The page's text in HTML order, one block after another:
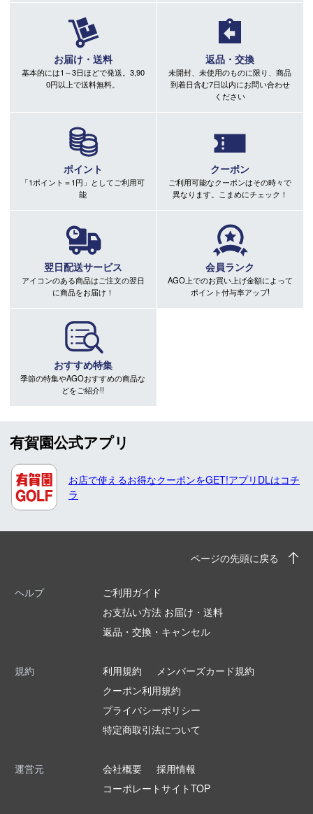
お届け・送料
基本的には1～3日ほどで発送。3,90
0円以上で送料無料。
返品・交換
未開封、未使用のものに限り、商品
到着日含む7日以内にお問い合わせ
ください
ポイント
「1ポイント＝1円」としてご利用可
能
クーポン
ご利用可能なクーポンはその時々で
異なります。こまめにチェック！
翌日配送サービス
アイコンのある商品はご注文の翌日
に商品をお届け！
会員ランク
AGO上でのお買い上げ金額によって
ポイント付与率アップ!
おすすめ特集
季節の特集やAGOおすすめの商品な
どをご紹介!!
有賀園公式アプリ
お店で使えるお得なクーポンをGET!アプリDLはコチ
ラ
ページの先頭に戻る
ヘルプ
ご利用ガイド
お支払い方法 お届け・送料
返品・交換・キャンセル
規約 利用規約
メンバーズカード規約
クーポン利用規約
プライバシーポリシー
特定商取引法について
運営元 会社概要
採用情報
コーポレートサイトTOP